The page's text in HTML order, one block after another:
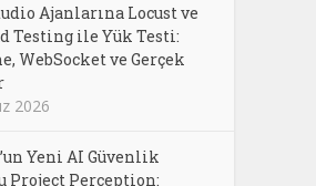
Ajanlarına Locust ve
Testing ile Yük Testi:
WebSocket ve Gerçek
2026
Yeni AI Güvenlik
Project Perception: